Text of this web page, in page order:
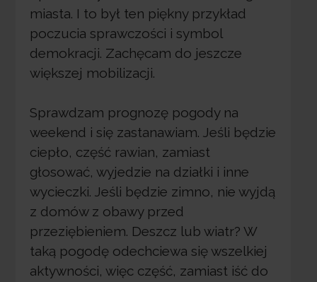
miasta. I to był ten piękny przykład
poczucia sprawczości i symbol
demokracji. Zachęcam do jeszcze
większej mobilizacji.
Sprawdzam prognozę pogody na
weekend i się zastanawiam. Jeśli będzie
ciepło, część rawian, zamiast
głosować, wyjedzie na działki i inne
wycieczki. Jeśli będzie zimno, nie wyjdą
z domów z obawy przed
przeziębieniem. Deszcz lub wiatr? W
taką pogodę odechciewa się wszelkiej
aktywności, więc część, zamiast iść do